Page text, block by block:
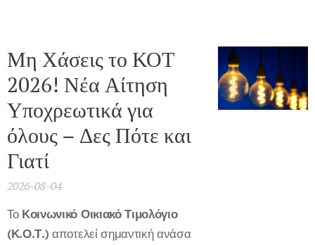
Μη Χάσεις το ΚΟΤ
2026! Νέα Αίτηση
Υποχρεωτικά για
όλους – Δες Πότε και
Γιατί
2026-08-04
Το Κοινωνικό Οικιακό Τιμολόγιο
(Κ.Ο.Τ.) αποτελεί σημαντική ανάσα